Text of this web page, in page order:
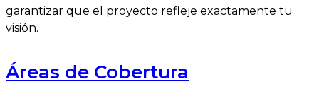
garantizar que el proyecto refleje exactamente tu
visión.
Áreas de Cobertura